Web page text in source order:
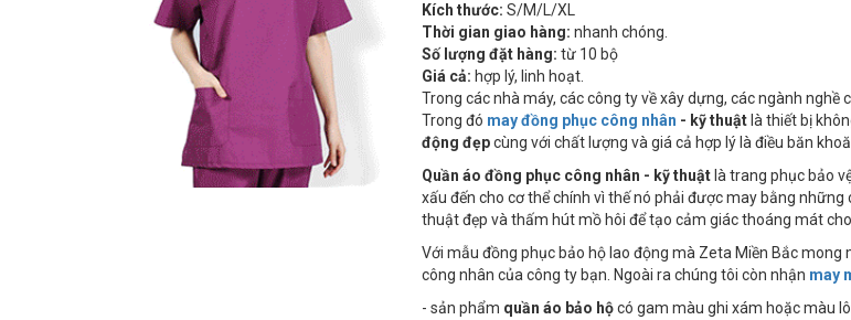
Kích thước: S/M/L/XL
Thời gian giao hàng: nhanh chóng.
Số lượng đặt hàng: từ 10 bộ
Giá cả: hợp lý, linh hoạt.
Trong các nhà máy, các công ty về xây dựng, các ngành
Trong đó may đồng phục công nhân - kỹ thuật là thiết bị
động đẹpcùng với chất lượng và giá cả hợp lý là điều băn
Quần áo đồng phục công nhân - kỹ thuật là trang phục bảo
xấu đến cho cơ thể chính vì thế nó phải được may bằng
thuật đẹp và thấm hút mồ hôi để tạo cảm giác thoáng mát
Với mẫu đồng phục bảo hộ lao động mà Zeta Miền Bắc
công nhân của công ty bạn. Ngoài ra chúng tôi còn nhận may
- sản phẩm quần áo bảo hộcó gam màu ghi xám hoặc màu